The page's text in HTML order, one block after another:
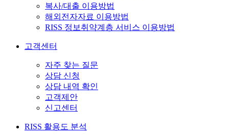
복사/대출 이용방법
해외전자자료 이용방법
RISS 정보취약계층 서비스 이용방법
고객센터
자주 찾는 질문
상담 신청
상담 내역 확인
고객제안
신고센터
RISS 활용도 분석